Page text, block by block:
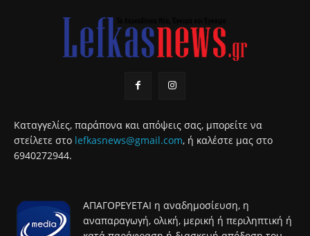
Καταγγελίες, παράπονα και απόψεις σας, μπορείτε να
στείλετε στο lefkasnews@gmail.com, ή καλέστε μας στο
6940272944.
ΑΠΑΓΟΡΕΥΕΤΑΙ η αναδημοσίευση, η
αναπαραγωγή, ολική, μερική ή περιληπτική ή